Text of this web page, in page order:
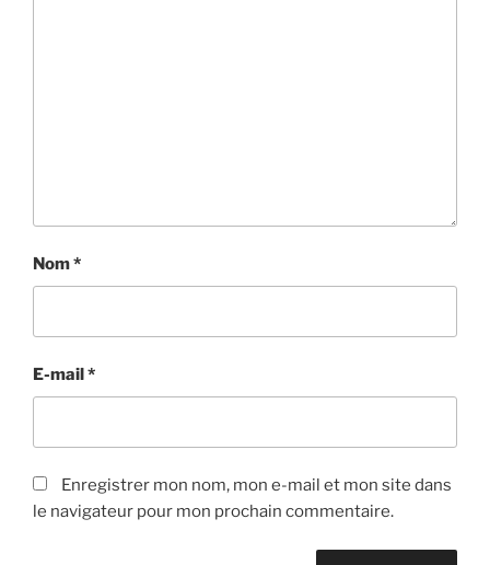
Nom*
E-mail*
Enregistrer mon nom, mon e-mail et mon site dans
le navigateur pour mon prochain commentaire.